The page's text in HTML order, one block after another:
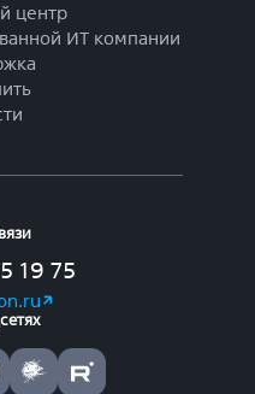
центр
ИТ компании
19 75